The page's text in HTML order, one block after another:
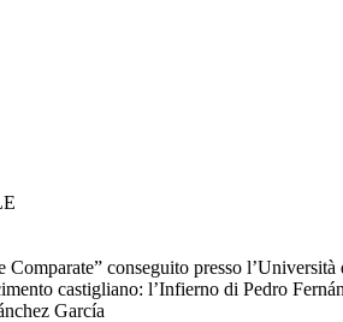
conseguito presso
castigliano: l’Infierno di Pedro
García